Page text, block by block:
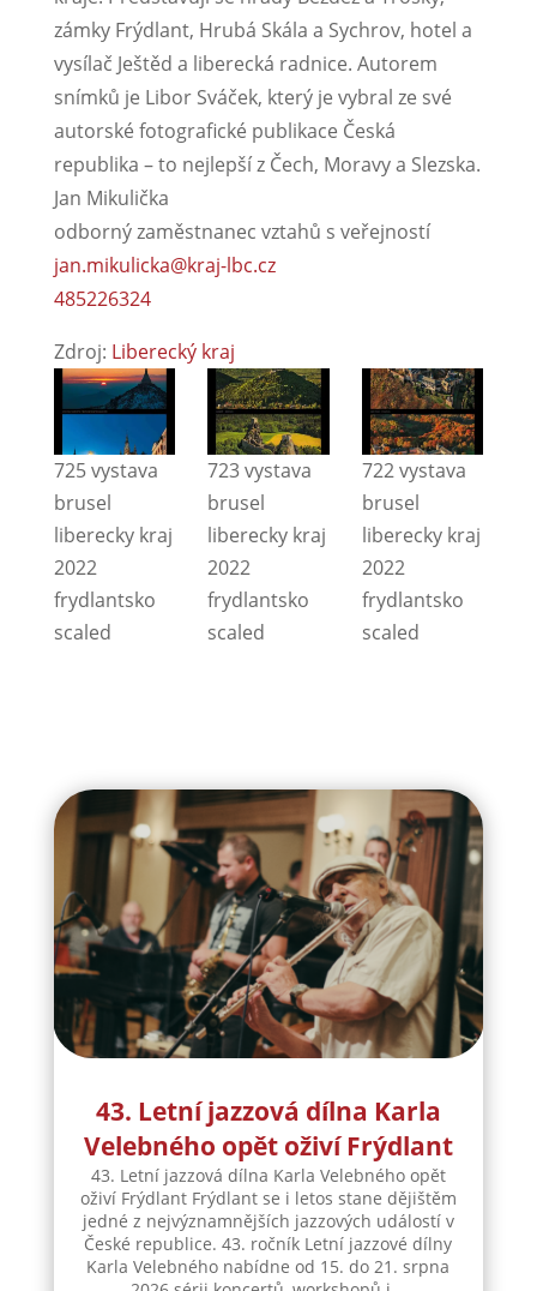
zámky Frýdlant, Hrubá Skála a Sychrov, hotel a
vysílač Ještěd a liberecká radnice. Autorem
snímků je Libor Sváček, který je vybral ze své
autorské fotografické publikace Česká
republika – to nejlepší z Čech, Moravy a Slezska.
Jan Mikulička
odborný zaměstnanec vztahů s veřejností
jan.mikulicka@kraj-lbc.cz
485226324
Zdroj: Liberecký kraj
725 vystava
brusel
liberecky kraj
2022
frydlantsko
scaled
723 vystava
brusel
liberecky kraj
2022
frydlantsko
scaled
722 vystava
brusel
liberecky kraj
2022
frydlantsko
scaled
43. Letní jazzová dílna Karla
Velebného opět oživí Frýdlant
43. Letní jazzová dílna Karla Velebného opět
oživí Frýdlant Frýdlant se i letos stane dějištěm
jedné z nejvýznamnějších jazzových událostí v
České republice. 43. ročník Letní jazzové dílny
Karla Velebného nabídne od 15. do 21. srpna